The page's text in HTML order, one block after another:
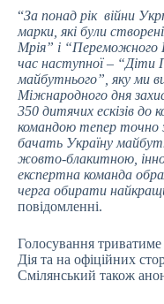
“За понад рік війни
марки, які були
Мрія” і
час наступної –
майбутнього”, яку ми
Міжнародного дня
350 дитячих ескізів до
командою тепер точно
бачать Україну
жовто-блакитною,
експертна команда
черга обирати
повідомленні.
Голосування
Дія та на офіційних
Смілянський також